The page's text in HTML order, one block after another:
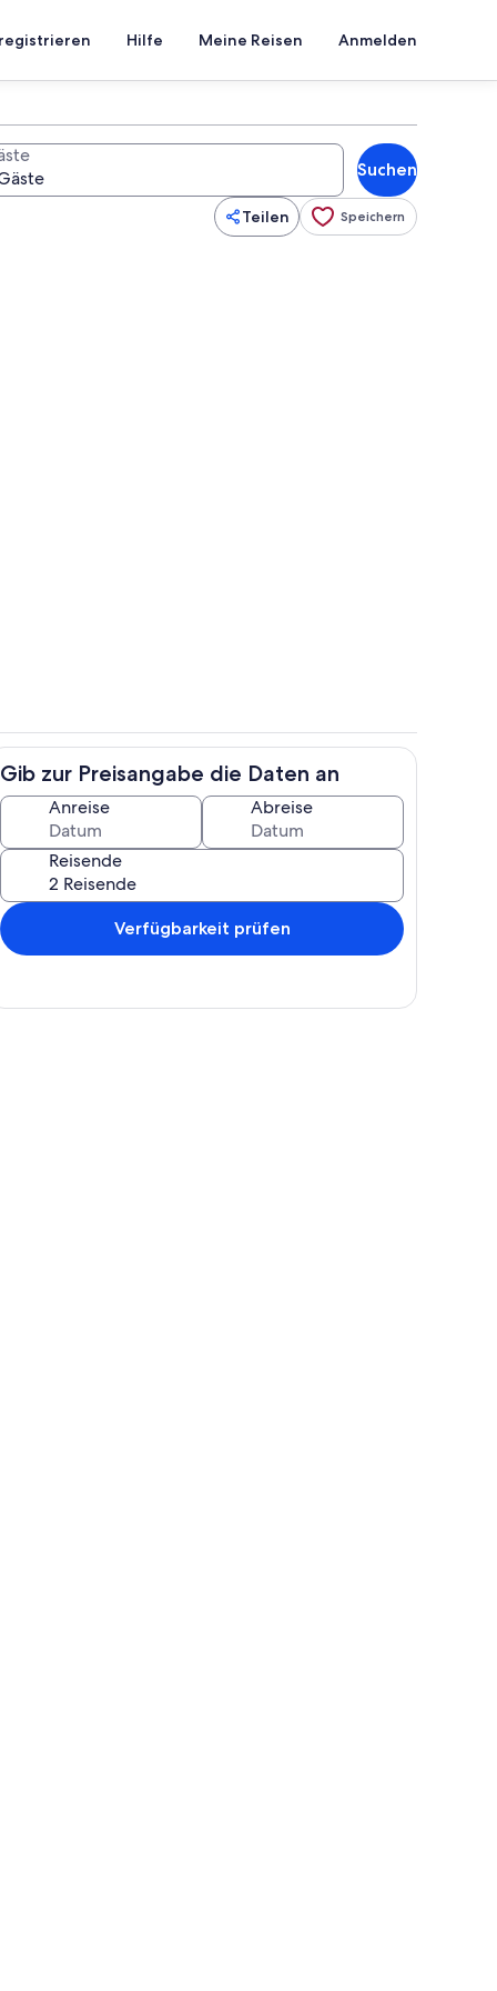
Hilfe Meine Reisen Anmelden
Suchen
Teilen Speichern
Zimmer
Gib zur Preisangabe die Daten an
Anreise Abreise
Reisende
Verfügbarkeit prüfen